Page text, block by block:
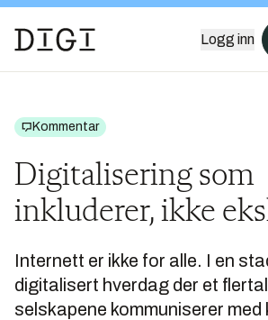
Logg inn
Kommentar
Digitalisering som
inkluderer, ikke
Internett er ikke for alle. I en
digitalisert hverdag der et
selskapene kommuniserer med